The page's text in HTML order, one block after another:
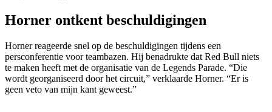
Horner ontkent beschuldigingen
Horner reageerde snel op de beschuldigingen tijdens een
persconferentie voor teambazen. Hij benadrukte dat Red Bull niets
te maken heeft met de organisatie van de Legends Parade. “Die
wordt georganiseerd door het circuit,” verklaarde Horner. “Er is
geen veto van mijn kant geweest.”